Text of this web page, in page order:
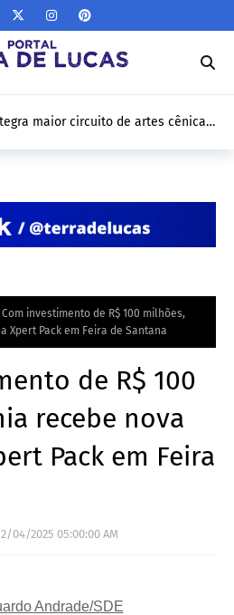
maior circuito de artes cênicas
Com investimento de R$ 100 milhões,
Xpert Pack em Feira de Santana
de R$ 100
recebe nova
Pack em Feira
04/2025 05:00:00 AM
Andrade/SDE